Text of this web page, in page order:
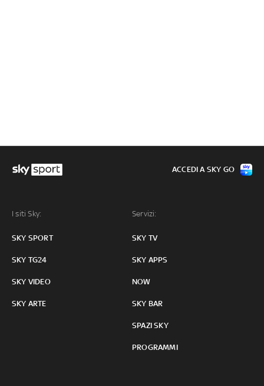
I siti Sky:
SKY SPORT
SKY TG24
SKY VIDEO
SKY ARTE
Servizi:
SKY TV
SKY APPS
NOW
SKY BAR
SPAZI SKY
PROGRAMMI
ACCEDI A SKY GO